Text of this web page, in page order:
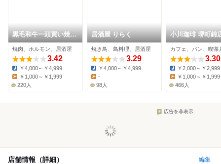
黒毛和牛一頭買い焼肉
と炊き立て土鍋ご飯
市場小路 烏丸店
焼肉、ホルモン、居酒屋
3.42
Dinner:
￥4,000～￥4,999
￥1,000～￥1,999
220人
居酒屋 りらく
焼き鳥、鳥料理、居酒屋
3.29
Dinner:
￥4,000～￥4,999
Lunch:
-
98人
小川珈琲 堺町錦
カフェ、パン、喫茶
3.30
Dinner:
￥2,000～￥2,999
￥1,000～￥1,999
466人
広告を非表示
店舗情報（詳細） 編集